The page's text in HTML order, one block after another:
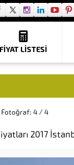
FIYAT LISTESI
Fotoğraf: 4 / 4
2017